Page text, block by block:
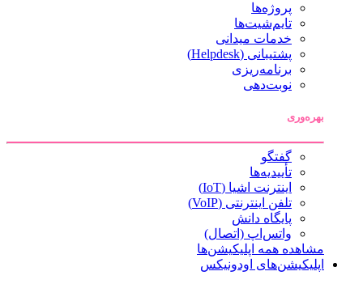
پروژه‌ها
تایم‌شیت‌ها
خدمات میدانی
پشتیبانی (Helpdesk)
برنامه‌ریزی
نوبت‌دهی
بهره‌وری
گفتگو
تأییدیه‌ها
اینترنت اشیا (IoT)
تلفن اینترنتی (VoIP)
پایگاه دانش
واتس‌اپ (اتصال)
مشاهده همه اپلیکیشن‌ها
اپلیکیشن‌های اودونیکس